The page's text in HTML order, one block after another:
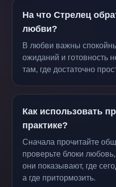
На что Стрелец
любви?
В любви важны
ожиданий и готовность
там, где достаточно
Как использовать
практике?
Сначала прочитайте
проверьте блоки
они показывают, где
а где притормозить.